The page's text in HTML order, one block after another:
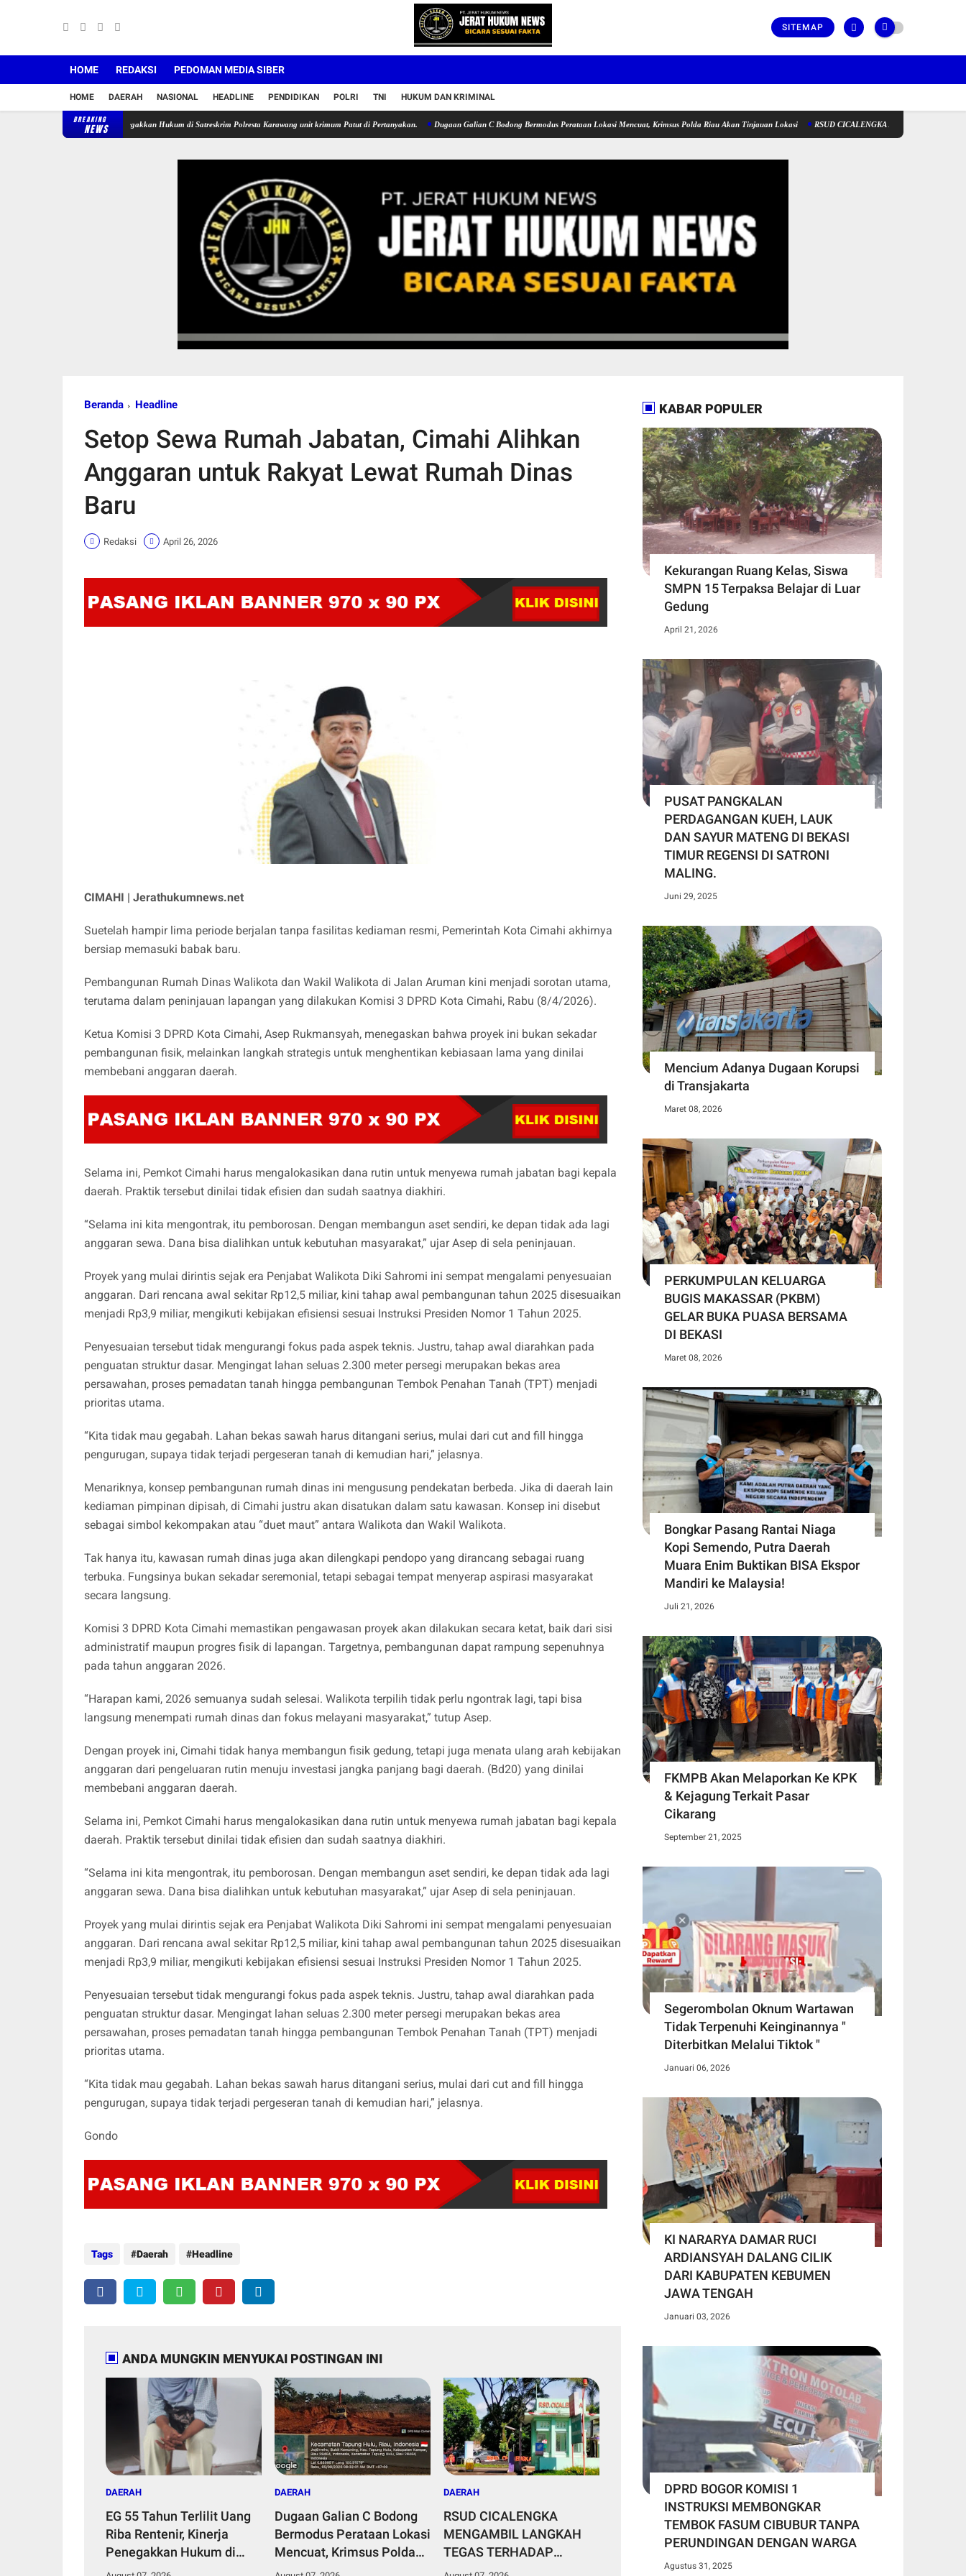
SITEMAP
HOME REDAKSI PEDOMAN MEDIA SIBER
HOME DAERAH NASIONAL HEADLINE PENDIDIKAN POLRI TNI HUKUM DAN KRIMINAL
BREAKING
NEWS
Rentenir, Kinerja Penegakkan Hukum di Satreskrim Polresta Karawang unit krimum Patut di Pertanyakan. Dugaan Galian C Bodong Bermodus Perataan Lokasi Mencuat, Krimsus Polda Riau Akan Tinjauan Lokasi RSUD CICALENGKA MENGAMBIL LANGKAH TEGAS
Beranda Headline
Setop Sewa Rumah Jabatan, Cimahi Alihkan
Anggaran untuk Rakyat Lewat Rumah Dinas
Baru
Redaksi April 26, 2026
CIMAHI | Jerathukumnews.net
Suetelah hampir lima periode berjalan tanpa fasilitas kediaman resmi, Pemerintah Kota Cimahi akhirnya
bersiap memasuki babak baru.
Pembangunan Rumah Dinas Walikota dan Wakil Walikota di Jalan Aruman kini menjadi sorotan utama,
terutama dalam peninjauan lapangan yang dilakukan Komisi 3 DPRD Kota Cimahi, Rabu (8/4/2026).
Ketua Komisi 3 DPRD Kota Cimahi, Asep Rukmansyah, menegaskan bahwa proyek ini bukan sekadar
pembangunan fisik, melainkan langkah strategis untuk menghentikan kebiasaan lama yang dinilai
membebani anggaran daerah.
Selama ini, Pemkot Cimahi harus mengalokasikan dana rutin untuk menyewa rumah jabatan bagi kepala
daerah. Praktik tersebut dinilai tidak efisien dan sudah saatnya diakhiri.
“Selama ini kita mengontrak, itu pemborosan. Dengan membangun aset sendiri, ke depan tidak ada lagi
anggaran sewa. Dana bisa dialihkan untuk kebutuhan masyarakat,” ujar Asep di sela peninjauan.
Proyek yang mulai dirintis sejak era Penjabat Walikota Diki Sahromi ini sempat mengalami penyesuaian
anggaran. Dari rencana awal sekitar Rp12,5 miliar, kini tahap awal pembangunan tahun 2025 disesuaikan
menjadi Rp3,9 miliar, mengikuti kebijakan efisiensi sesuai Instruksi Presiden Nomor 1 Tahun 2025.
Penyesuaian tersebut tidak mengurangi fokus pada aspek teknis. Justru, tahap awal diarahkan pada
penguatan struktur dasar. Mengingat lahan seluas 2.300 meter persegi merupakan bekas area
persawahan, proses pemadatan tanah hingga pembangunan Tembok Penahan Tanah (TPT) menjadi
prioritas utama.
“Kita tidak mau gegabah. Lahan bekas sawah harus ditangani serius, mulai dari cut and fill hingga
pengurugan, supaya tidak terjadi pergeseran tanah di kemudian hari,” jelasnya.
Menariknya, konsep pembangunan rumah dinas ini mengusung pendekatan berbeda. Jika di daerah lain
kediaman pimpinan dipisah, di Cimahi justru akan disatukan dalam satu kawasan. Konsep ini disebut
sebagai simbol kekompakan atau “duet maut” antara Walikota dan Wakil Walikota.
Tak hanya itu, kawasan rumah dinas juga akan dilengkapi pendopo yang dirancang sebagai ruang
terbuka. Fungsinya bukan sekadar seremonial, tetapi sebagai tempat menyerap aspirasi masyarakat
secara langsung.
Komisi 3 DPRD Kota Cimahi memastikan pengawasan proyek akan dilakukan secara ketat, baik dari sisi
administratif maupun progres fisik di lapangan. Targetnya, pembangunan dapat rampung sepenuhnya
pada tahun anggaran 2026.
“Harapan kami, 2026 semuanya sudah selesai. Walikota terpilih tidak perlu ngontrak lagi, tapi bisa
langsung menempati rumah dinas dan fokus melayani masyarakat,” tutup Asep.
Dengan proyek ini, Cimahi tidak hanya membangun fisik gedung, tetapi juga menata ulang arah kebijakan
anggaran dari pengeluaran rutin menuju investasi jangka panjang bagi daerah. (Bd20) yang dinilai
membebani anggaran daerah.
Selama ini, Pemkot Cimahi harus mengalokasikan dana rutin untuk menyewa rumah jabatan bagi kepala
daerah. Praktik tersebut dinilai tidak efisien dan sudah saatnya diakhiri.
“Selama ini kita mengontrak, itu pemborosan. Dengan membangun aset sendiri, ke depan tidak ada lagi
anggaran sewa. Dana bisa dialihkan untuk kebutuhan masyarakat,” ujar Asep di sela peninjauan.
Proyek yang mulai dirintis sejak era Penjabat Walikota Diki Sahromi ini sempat mengalami penyesuaian
anggaran. Dari rencana awal sekitar Rp12,5 miliar, kini tahap awal pembangunan tahun 2025 disesuaikan
menjadi Rp3,9 miliar, mengikuti kebijakan efisiensi sesuai Instruksi Presiden Nomor 1 Tahun 2025.
Penyesuaian tersebut tidak mengurangi fokus pada aspek teknis. Justru, tahap awal diarahkan pada
penguatan struktur dasar. Mengingat lahan seluas 2.300 meter persegi merupakan bekas area
persawahan, proses pemadatan tanah hingga pembangunan Tembok Penahan Tanah (TPT) menjadi
prioritas utama.
“Kita tidak mau gegabah. Lahan bekas sawah harus ditangani serius, mulai dari cut and fill hingga
pengurugan, supaya tidak terjadi pergeseran tanah di kemudian hari,” jelasnya.
Gondo
Tags Daerah Headline
ANDA MUNGKIN MENYUKAI POSTINGAN INI
DAERAH
EG 55 Tahun Terlilit Uang
Riba Rentenir, Kinerja
Penegakkan Hukum di
Satreskrim Polresta
DAERAH
Dugaan Galian C Bodong
Bermodus Perataan Lokasi
Mencuat, Krimsus Polda
Riau Akan Tinjauan Lokasi
DAERAH
RSUD CICALENGKA
MENGAMBIL LANGKAH
TEGAS TERHADAP
SEORANG OKNUM
KABAR POPULER
Kekurangan Ruang Kelas, Siswa
SMPN 15 Terpaksa Belajar di Luar
Gedung ​
April 21, 2026
PUSAT PANGKALAN
PERDAGANGAN KUEH, LAUK
DAN SAYUR MATENG DI BEKASI
TIMUR REGENSI DI SATRONI
MALING.
Juni 29, 2025
Mencium Adanya Dugaan Korupsi
di Transjakarta
Maret 08, 2026
PERKUMPULAN KELUARGA
BUGIS MAKASSAR (PKBM)
GELAR BUKA PUASA BERSAMA
DI BEKASI
Maret 08, 2026
Bongkar Pasang Rantai Niaga
Kopi Semendo, Putra Daerah
Muara Enim Buktikan BISA Ekspor
Mandiri ke Malaysia!
Juli 21, 2026
FKMPB Akan Melaporkan Ke KPK
& Kejagung Terkait Pasar
Cikarang
September 21, 2025
Segerombolan Oknum Wartawan
Tidak Terpenuhi Keinginannya "
Diterbitkan Melalui Tiktok "
Januari 06, 2026
KI NARARYA DAMAR RUCI
ARDIANSYAH DALANG CILIK
DARI KABUPATEN KEBUMEN
JAWA TENGAH
Januari 03, 2026
DPRD BOGOR KOMISI 1
INSTRUKSI MEMBONGKAR
TEMBOK FASUM CIBUBUR TANPA
PERUNDINGAN DENGAN WARGA
Agustus 31, 2025